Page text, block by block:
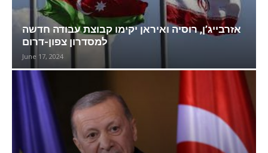
אזרבייג’ן, רוסיה ואיראן יקימו קבוצת עבודה חדשה
למסדרון צפון-דרום
June 17, 2024